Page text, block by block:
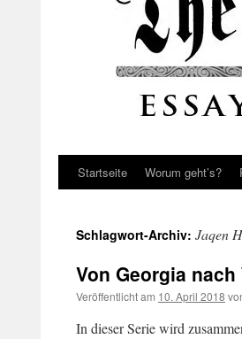
Startseite Worum geht’s?
Schlagwort-Archiv: Jaqen
Von Georgia
Veröffentlicht am 10. April 2018
In dieser Serie wird